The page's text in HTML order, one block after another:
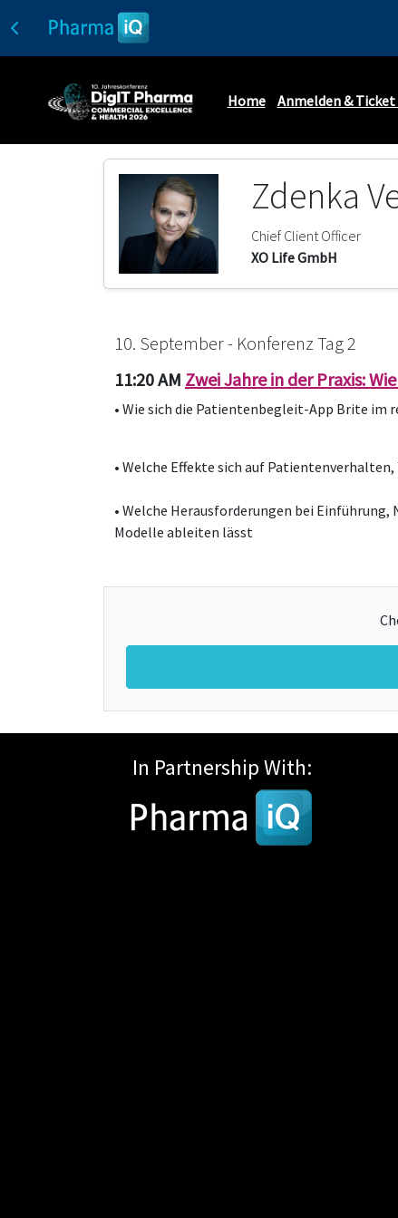
Home Anmelden & Ticket
Zdenka
Chief Client Officer
XO Life GmbH
10. September - Konferenz Tag 2
11:20 AM Zwei Jahre in der Praxis:
• Wie sich die Patientenbegleit-App Brite
• Welche Effekte sich auf
• Welche Herausforderungen bei
Modelle ableiten lässt
In Partnership With: